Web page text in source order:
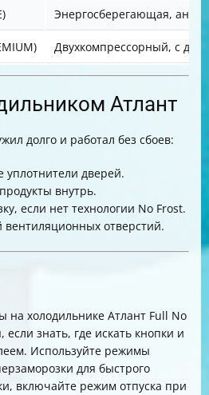
Энергосберегающая,
Двухкомпрессорный, с
Атлант
долго и работал без сбоев:
уплотнители дверей.
внутрь.
если нет технологии No Frost.
вентиляционных отверстий.
на холодильнике Атлант Full No
знать, где искать кнопки и
Используйте режимы
для быстрого
включайте режим отпуска при